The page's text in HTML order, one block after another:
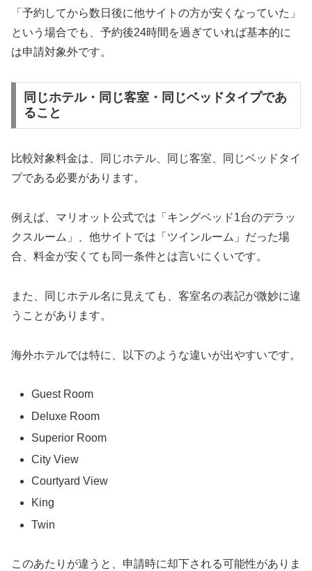
「予約してから数日後に他サイトの方が安くなっていた」
という場合でも、予約後24時間を過ぎていれば基本的に
は申請対象外です。
同じホテル・同じ客室・同じベッドタイプであ
ること
比較対象料金は、同じホテル、同じ客室、同じベッドタイ
プである必要があります。
例えば、マリオット公式では「キングベッド1台のデラッ
クスルーム」、他サイトでは「ツインルーム」だった場
合、料金が安くても同一条件とは言いにくいです。
また、同じホテル名に見えても、客室名の表記が微妙に違
うことがあります。
海外ホテルでは特に、以下のような違いが出やすいです。
Guest Room
Deluxe Room
Superior Room
City View
Courtyard View
King
Twin
このあたりが違うと、申請時に却下される可能性がありま